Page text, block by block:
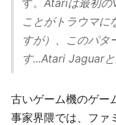
す。 Atariは最初の
ことがトラウマに
すが）、このパタ
す...Atari Jaguarと
古いゲーム機のゲー
事家界隈では、ファ